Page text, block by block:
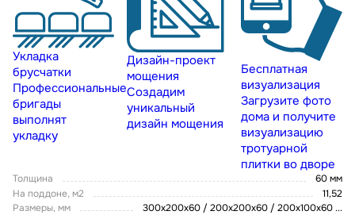
Укладка
брусчатки
Профессиональные
бригады
выполнят
укладку
Дизайн-проект
мощения
Создадим
уникальный
дизайн мощения
Бесплатная
визуализация
Загрузите фото
дома и получите
визуализацию
тротуарной
плитки во дворе
Толщина
60 мм
На поддоне, м2
11,52
Размеры, мм
300х200х60 / 200х200х60 / 200х100х60...